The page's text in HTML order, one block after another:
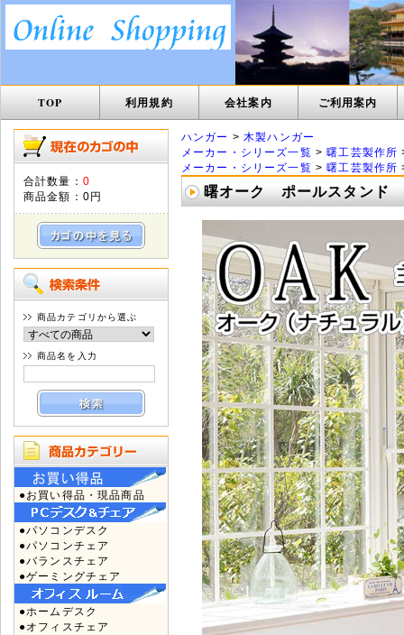
TOP 利用規約 会社案内 ご利用案内
合計数量： 0
商品金額： 0円
商品カテゴリから選ぶ
商品名を入力
●お買い得品・現品商品
●パソコンデスク
●パソコンチェア
●バランスチェア
●ゲーミングチェア
●ホームデスク
●オフィスチェア
ハンガー > 木製ハンガー
メーカー・シリーズ一覧 >曙工芸製作所
メーカー・シリーズ一覧 >曙工芸製作所
曙オーク ポールスタンド